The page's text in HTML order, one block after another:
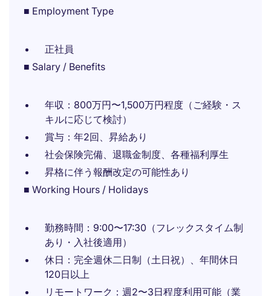
■ Employment Type
正社員
■ Salary / Benefits
年収：800万円〜1,500万円程度（ご経験・ス
キルに応じて検討）
賞与：年2回、昇給あり
社会保険完備、退職金制度、各種福利厚生
昇格に伴う報酬改定の可能性あり
■ Working Hours / Holidays
勤務時間：9:00〜17:30（フレックスタイム制
あり・入社後適用）
休日：完全週休二日制（土日祝）、年間休日
120日以上
リモートワーク：週2〜3日程度利用可能（業